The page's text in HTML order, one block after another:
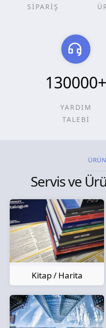
SİPARİŞ
130000+
YARDIM
TALEBİ
Servis ve
Kitap / Harita